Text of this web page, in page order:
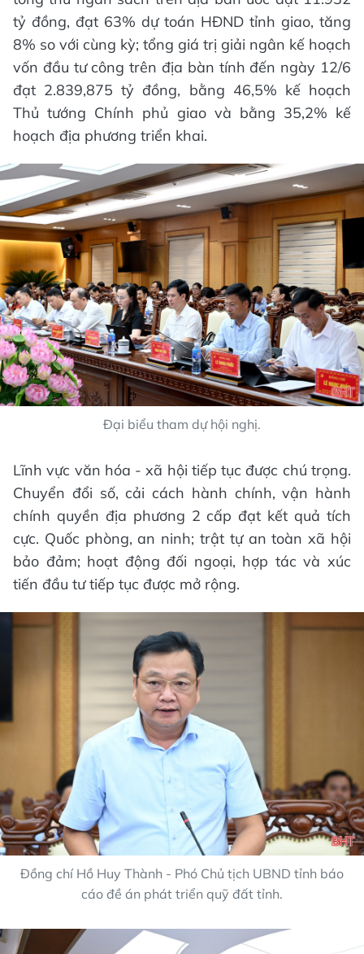
tỷ đồng, đạt 63% dự toán HĐND tỉnh giao, tăng
8% so với cùng kỳ; tổng giá trị giải ngân kế hoạch
vốn đầu tư công trên địa bàn tính đến ngày 12/6
đạt 2.839,875 tỷ đồng, bằng 46,5% kế hoạch
Thủ tướng Chính phủ giao và bằng 35,2% kế
hoạch địa phương triển khai.
Đại biểu tham dự hội nghị.
Lĩnh vực văn hóa - xã hội tiếp tục được chú trọng.
Chuyển đổi số, cải cách hành chính, vận hành
chính quyền địa phương 2 cấp đạt kết quả tích
cực. Quốc phòng, an ninh; trật tự an toàn xã hội
bảo đảm; hoạt động đối ngoại, hợp tác và xúc
tiến đầu tư tiếp tục được mở rộng.
Đồng chí Hồ Huy Thành - Phó Chủ tịch UBND tỉnh báo
cáo đề án phát triển quỹ đất tỉnh.